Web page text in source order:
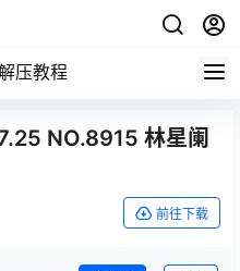
压教程
NO.8915 林星阑
前往下载